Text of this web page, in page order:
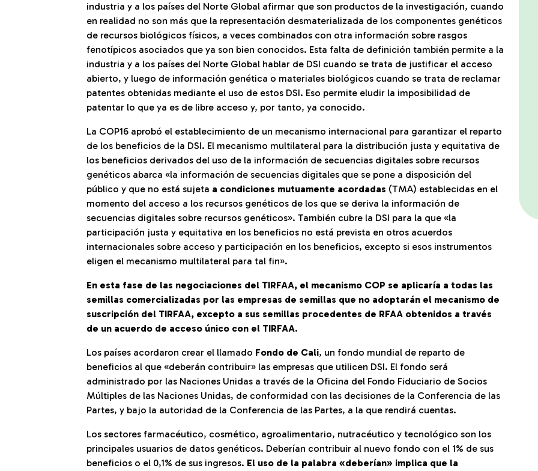
industria y a los países del Norte Global afirmar que son productos de la investigación, cuando
en realidad no son más que la representación desmaterializada de los componentes genéticos
de recursos biológicos físicos, a veces combinados con otra información sobre rasgos
fenotípicos asociados que ya son bien conocidos. Esta falta de definición también permite a la
industria y a los países del Norte Global hablar de DSI cuando se trata de justificar el acceso
abierto, y luego de información genética o materiales biológicos cuando se trata de reclamar
patentes obtenidas mediante el uso de estos DSI. Eso permite eludir la imposibilidad de
patentar lo que ya es de libre acceso y, por tanto, ya conocido.
La COP16 aprobó el establecimiento de un mecanismo internacional para garantizar el reparto
de los beneficios de la DSI. El mecanismo multilateral para la distribución justa y equitativa de
los beneficios derivados del uso de la información de secuencias digitales sobre recursos
genéticos abarca «la información de secuencias digitales que se pone a disposición del
público y que no está sujeta a condiciones mutuamente acordadas (TMA) establecidas en el
momento del acceso a los recursos genéticos de los que se deriva la información de
secuencias digitales sobre recursos genéticos». También cubre la DSI para la que «la
participación justa y equitativa en los beneficios no está prevista en otros acuerdos
internacionales sobre acceso y participación en los beneficios, excepto si esos instrumentos
eligen el mecanismo multilateral para tal fin».
En esta fase de las negociaciones del TIRFAA, el mecanismo COP se aplicaría a todas las
semillas comercializadas por las empresas de semillas que no adoptarán el mecanismo de
suscripción del TIRFAA, excepto a sus semillas procedentes de RFAA obtenidos a través
de un acuerdo de acceso único con el TIRFAA.
Los países acordaron crear el llamado Fondo de Cali, un fondo mundial de reparto de
beneficios al que «deberán contribuir» las empresas que utilicen DSI. El fondo será
administrado por las Naciones Unidas a través de la Oficina del Fondo Fiduciario de Socios
Múltiples de las Naciones Unidas, de conformidad con las decisiones de la Conferencia de las
Partes, y bajo la autoridad de la Conferencia de las Partes, a la que rendirá cuentas.
Los sectores farmacéutico, cosmético, agroalimentario, nutracéutico y tecnológico son los
principales usuarios de datos genéticos. Deberían contribuir al nuevo fondo con el 1% de sus
beneficios o el 0,1% de sus ingresos. El uso de la palabra «deberían» implica que la